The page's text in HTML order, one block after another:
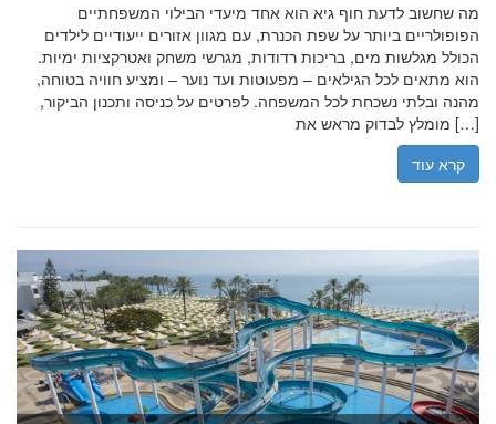
מה שחשוב לדעת חוף גיא הוא אחד מיעדי הבילוי המשפחתיים
הפופולריים ביותר על שפת הכנרת, עם מגוון אזורים ייעודיים לילדים
הכולל מגלשות מים, בריכות רדודות, מגרשי משחק ואטרקציות ימיות.
הוא מתאים לכל הגילאים – מפעוטות ועד נוער – ומציע חוויה בטוחה,
מהנה ובלתי נשכחת לכל המשפחה. לפרטים על כניסה ותכנון הביקור,
מומלץ לבדוק מראש את […]
קרא עוד